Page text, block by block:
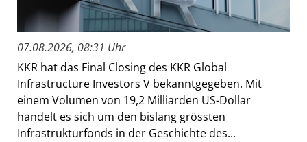
07.08.2026, 08:31 Uhr
KKR hat das Final Closing des KKR Global
Infrastructure Investors V bekanntgegeben. Mit
einem Volumen von 19,2 Milliarden US-Dollar
handelt es sich um den bislang grössten
Infrastrukturfonds in der Geschichte des...